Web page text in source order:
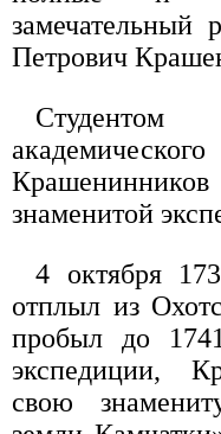
замечательный
Петрович
знаменитой
4 октября
отплыл из
пробыл до
экспедиции,
свою